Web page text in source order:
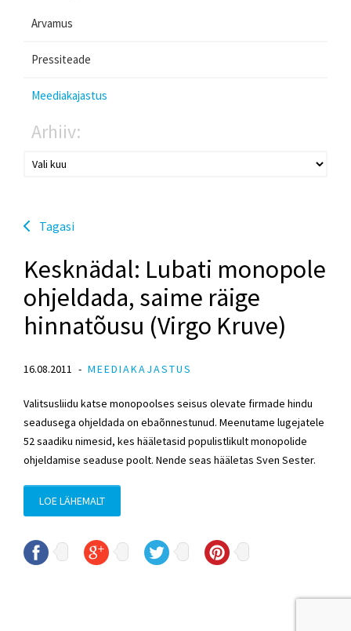
Arvamus
Pressiteade
Meediakajastus
Arhiiv:
Tagasi
Kesknädal: Lubati monopole
ohjeldada, saime räige
hinnatõusu (Virgo Kruve)
16.08.2011 MEEDIAKAJASTUS
Valitsusliidu katse monopoolses seisus olevate firmade hindu
seadusega ohjeldada on ebaõnnestunud. Meenutame lugejatele
52 saadiku nimesid, kes hääletasid populistlikult monopolide
ohjeldamise seaduse poolt. Nende seas hääletas Sven Sester.
LOE LÄHEMALT